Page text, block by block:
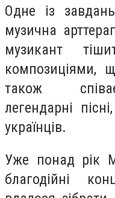
Одне із
музична
музикант
композиціями,
також
легендарні
українців.
Уже понад рік
благодійні